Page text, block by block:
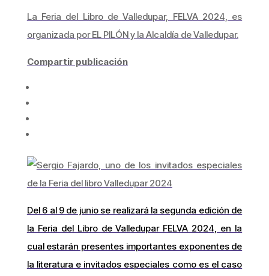
La Feria del Libro de Valledupar, FELVA 2024, es
organizada por EL PILÓN y la Alcaldía de Valledupar.
Compartir publicación
Del 6 al 9 de junio se realizará la segunda edición de
la Feria del Libro de Valledupar FELVA 2024, en la
cual estarán presentes importantes exponentes de
la literatura e invitados especiales como es el caso